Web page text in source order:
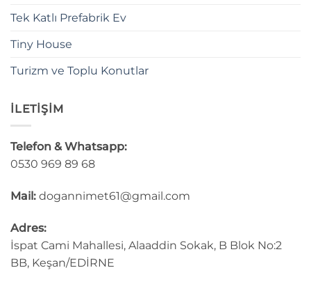
Tek Katlı Prefabrik Ev
Tiny House
Turizm ve Toplu Konutlar
İLETİŞİM
Telefon & Whatsapp:
0530 969 89 68
Mail: dogannimet61@gmail.com
Adres:
İspat Cami Mahallesi, Alaaddin Sokak, B Blok No:2
BB, Keşan/EDİRNE